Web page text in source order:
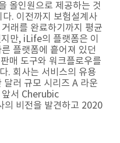
올인원으로 제공하는 것
. 이전까지 보험설계사
래를 완료하기까지 평균
만, iLife의 플랫폼은 이
플랫폼에 흩어져 있던
매 도구와 워크플로우를
. 회사는 서비스의 유용
러 규모 시리즈 A 라운
앞서 Cherubic
비전을 발견하고 2020